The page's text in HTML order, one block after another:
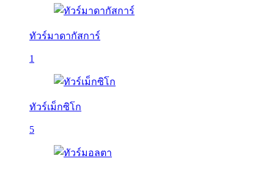
ทัวร์มาดากัสการ์
1
ทัวร์เม็กซิโก
5